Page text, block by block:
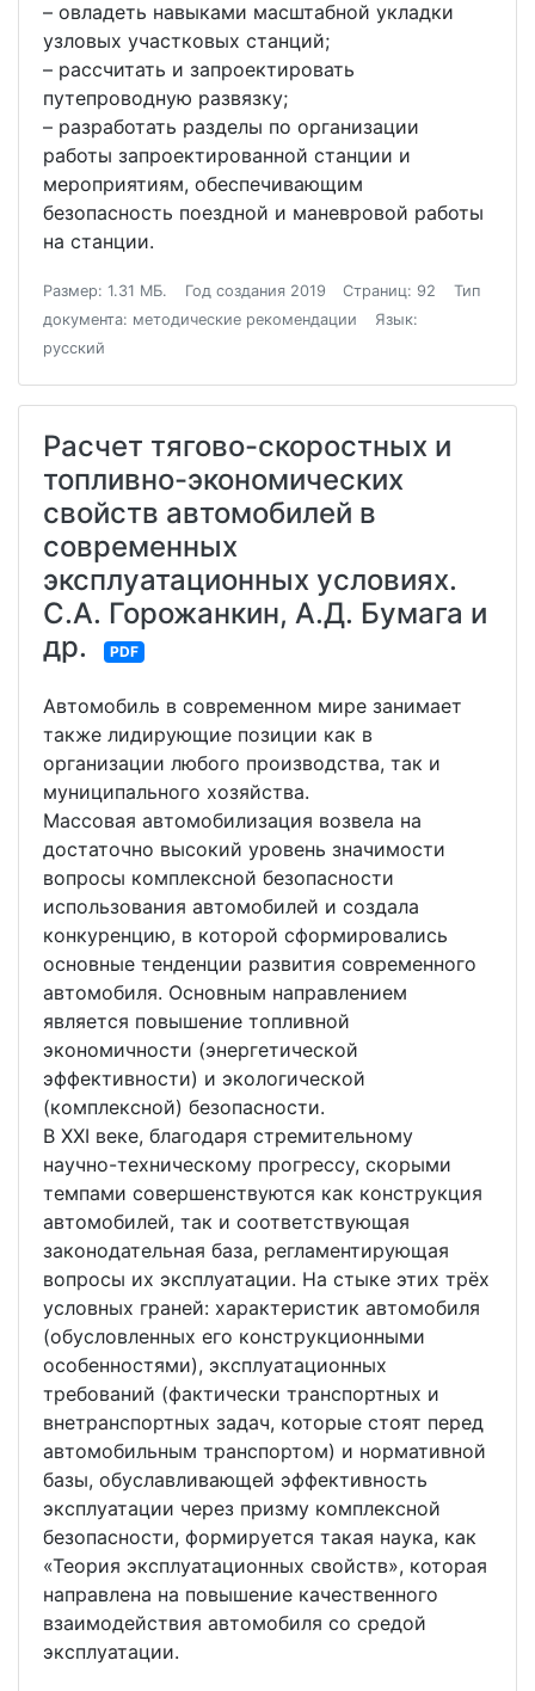
– овладеть навыками масштабной укладки
узловых участковых станций;
– рассчитать и запроектировать
путепроводную развязку;
– разработать разделы по организации
работы запроектированной станции и
мероприятиям, обеспечивающим
безопасность поездной и маневровой работы
на станции.
Размер: 1.31 МБ. Год создания 2019 Страниц: 92
Тип
документа: методические рекомендации
Язык:
русский
Расчет тягово-скоростных и
топливно-экономических
свойств автомобилей в
современных
эксплуатационных условиях.
С.А. Горожанкин, А.Д. Бумага и
др.
PDF
Автомобиль в современном мире занимает
также лидирующие позиции как в
организации любого производства, так и
муниципального хозяйства.
Массовая автомобилизация возвела на
достаточно высокий уровень значимости
вопросы комплексной безопасности
использования автомобилей и создала
конкуренцию, в которой сформировались
основные тенденции развития современного
автомобиля. Основным направлением
является повышение топливной
экономичности (энергетической
эффективности) и экологической
(комплексной) безопасности.
В XXI веке, благодаря стремительному
научно-техническому прогрессу, скорыми
темпами совершенствуются как конструкция
автомобилей, так и соответствующая
законодательная база, регламентирующая
вопросы их эксплуатации. На стыке этих трёх
условных граней: характеристик автомобиля
(обусловленных его конструкционными
особенностями), эксплуатационных
требований (фактически транспортных и
внетранспортных задач, которые стоят перед
автомобильным транспортом) и нормативной
базы, обуславливающей эффективность
эксплуатации через призму комплексной
безопасности, формируется такая наука, как
«Теория эксплуатационных свойств», которая
направлена на повышение качественного
взаимодействия автомобиля со средой
эксплуатации.